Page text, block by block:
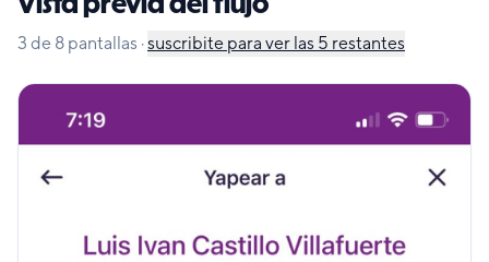
3 de 8 pantallas ·suscribite para ver las 5 restantes